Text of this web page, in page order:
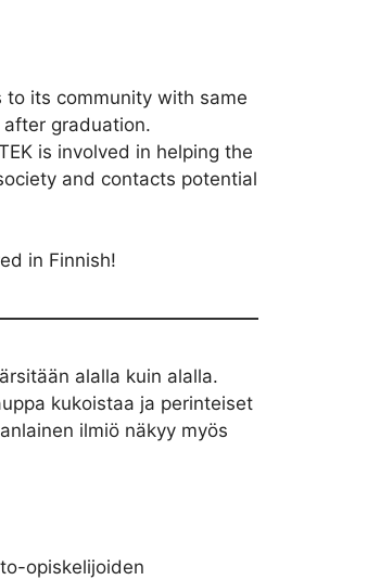
its community with same
graduation.
is involved in helping the
and contacts potential
in Finnish!
alalla kuin alalla.
kukoistaa ja perinteiset
ilmiö näkyy myös
opiskelijoiden